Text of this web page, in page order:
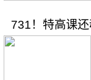
731！特高课